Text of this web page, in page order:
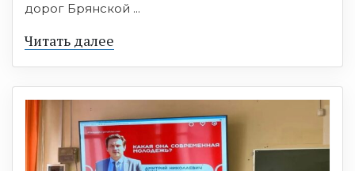
дорог Брянской ...
Читать далее